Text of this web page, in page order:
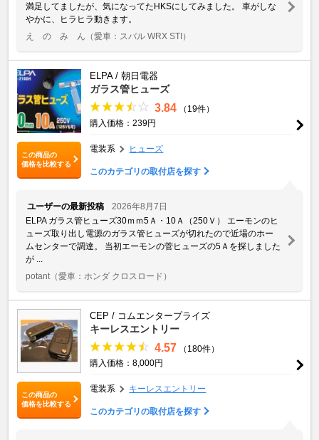
満足してましたが、気になってたHKSにしてみました。 車がしな
やかに、ヒラヒラ動きます。
え の み ん （愛車：スバル WRX STI）
この商品の
価格を比較する
ELPA / 朝日電器
ガラス管ヒューズ
3.84
（19件）
購入価格：239円
電装系 ヒューズ
このカテゴリの取付店を探す
ユーザーの最新投稿
2026年8月7日
ELPA ガラス管ヒューズ30ｍｍ5Ａ・10Ａ（250Ｖ） エーモンのヒ
ューズ取り出し電源のガラス管ヒューズが切れたので近場のホー
ムセンターで調達。 当初エーモンの菅ヒューズの5Ａを探しました
が ...
potant （愛車：ホンダ クロスロード）
この商品の
価格を比較する
CEP / コムエンタープライズ
キーレスエントリー
4.57
（180件）
購入価格：8,000円
電装系 キーレスエントリー
このカテゴリの取付店を探す